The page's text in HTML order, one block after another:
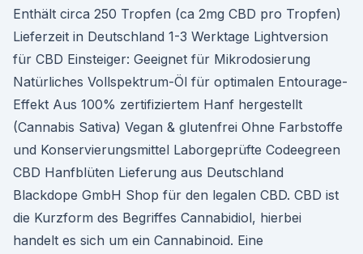
Enthält circa 250 Tropfen (ca 2mg CBD pro Tropfen)
Lieferzeit in Deutschland 1-3 Werktage Lightversion
für CBD Einsteiger: Geeignet für Mikrodosierung
Natürliches Vollspektrum-Öl für optimalen Entourage-
Effekt Aus 100% zertifiziertem Hanf hergestellt
(Cannabis Sativa) Vegan & glutenfrei Ohne Farbstoffe
und Konservierungsmittel Laborgeprüfte Codeegreen
CBD Hanfblüten Lieferung aus Deutschland
Blackdope GmbH Shop für den legalen CBD. CBD ist
die Kurzform des Begriffes Cannabidiol, hierbei
handelt es sich um ein Cannabinoid. Eine